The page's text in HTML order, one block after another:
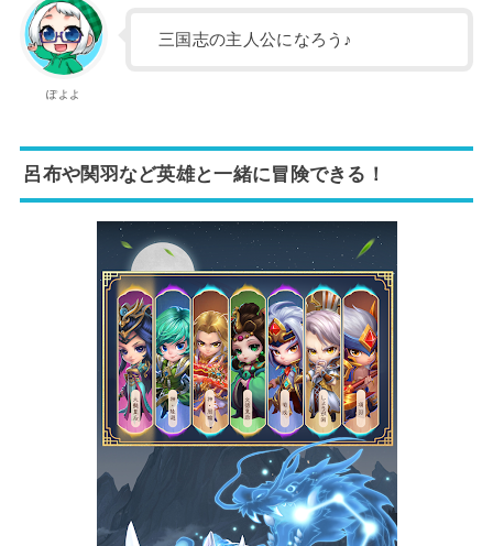
ぽよよ
三国志の主人公になろう♪
呂布や関羽など英雄と一緒に冒険できる！